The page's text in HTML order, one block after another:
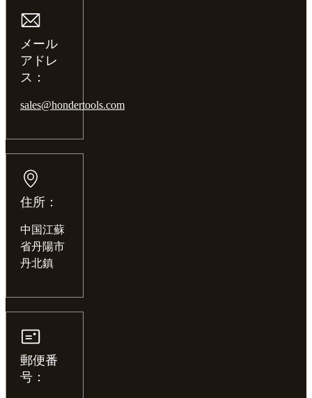
メール
アドレ
ス：
sales@hondertools.com
住所：
中国江蘇
省丹陽市
丹北鎮
郵便番
号：